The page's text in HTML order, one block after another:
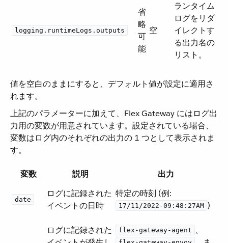
logging.runtimeLogs.outputs
省
略
可
能
空
ランタイム
ログをリダ
イレクトす
る出力名の
リスト。
値を空白のままにすると、デフォルト値が設定に適用さ
れます。
上記のパラメーターに加えて、Flex Gateway にはログ出
力用の変数が用意されています。設定されている場合、
変数はログ内のそれぞれの出力の 1 つとして表示されま
す。
変数 説明 出力
date
ログに記録された
イベントの日時
特定の時刻 (例:
17/11/2022-09:48:27AM ​)
ログに記録された
flex-gateway-agent ​、​